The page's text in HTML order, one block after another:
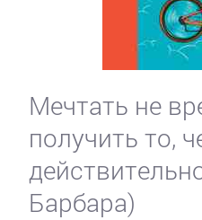
Мечтать не
получить то,
Барбара)